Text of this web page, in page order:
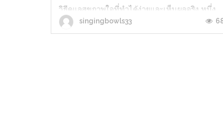
วิธีดูแลสุขภาพใจที่ทำได้ง่ายและเห็นผลจริง หนึ่ง
ในวิธีที่ได้รับความนิยมมากขึ้นเรื่อย ๆ คือการใช้
singingbowls33